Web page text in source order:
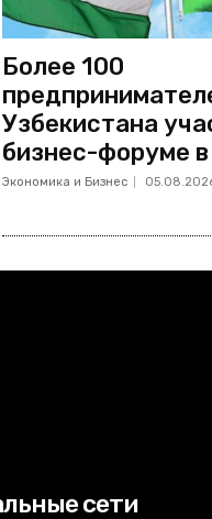
Более 100
Узбекистана
бизнес-форуме
Экономика и Бизнес
сети